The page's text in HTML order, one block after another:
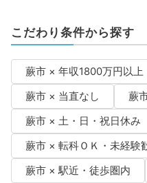
こだわり条件から探す
蕨市 × 年収1800万円以上
蕨市 × 当直なし
蕨
蕨市 × 土・日・祝日休み
蕨市 × 転科ＯＫ・未経験
蕨市 × 駅近・徒歩圏内